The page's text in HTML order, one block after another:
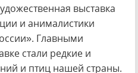
выставка
и анималистики
Главными
стали редкие и
и птиц нашей страны.